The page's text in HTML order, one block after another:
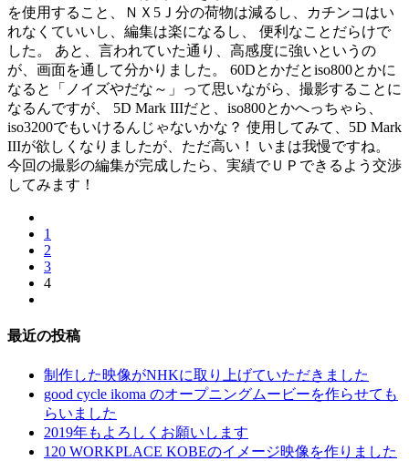
を使用すること、ＮＸ5Ｊ分の荷物は減るし、カチンコはい
れなくていいし、編集は楽になるし、 便利なことだらけで
した。 あと、言われていた通り、高感度に強いというの
が、画面を通して分かりました。 60Dとかだとiso800とかに
なると「ノイズやだな～」って思いながら、撮影することに
なるんですが、 5D Mark IIIだと、iso800とかへっちゃら、
iso3200でもいけるんじゃないかな？ 使用してみて、5D Mark
IIIが欲しくなりましたが、ただ高い！ いまは我慢ですね。
今回の撮影の編集が完成したら、実績でＵＰできるよう交渉
してみます！
1
2
3
4
最近の投稿
制作した映像がNHKに取り上げていただきました
good cycle ikoma のオープニングムービーを作らせても
らいました
2019年もよろしくお願いします
120 WORKPLACE KOBEのイメージ映像を作りました